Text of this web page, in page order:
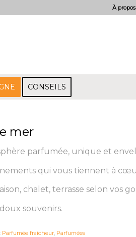
À propos
CONSEILS
mer
parfumée, unique et
qui vous tiennent à
chalet, terrasse selon vos
souvenirs.
Parfumée fraicheur Parfumées